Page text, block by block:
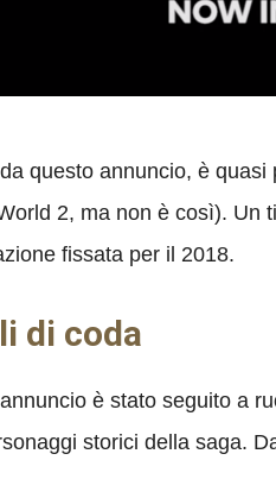
questo annuncio, è
2, ma non è così). Un
fissata per il 2018.
di coda
è stato seguito a
storici della saga.